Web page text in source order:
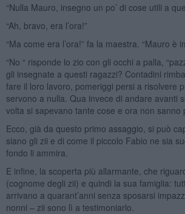
“Nulla Mauro, insegno un po’ di cose utili a
“Ah, bravo, era l’ora!”
“Ma come era l’ora!” fa la maestra. “Mauro è
“No “ risponde lo zio con gli occhi a palla,
gli insegnate a questi ragazzi? Contadini
fare il loro lavoro, pomeriggi persi a risolvere
servono a nulla. Qua invece di andare avanti
volta si sapevano tante cose e ora non
Ecco, già da questo primo assaggio, si può
siano gli zii e di come il piccolo Fabio ne sia
fondo li ammira.
E infine, la scoperta più allarmante, che
(cognome degli zii) e quindi la sua famiglia:
arrivano a quarant’anni senza sposarsi
nonni – zii sono lì a testimoniarlo.